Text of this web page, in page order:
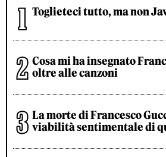
Toglieteci tutto, ma non
Cosa mi ha insegnato
oltre alle canzoni
La morte di Francesco
viabilità sentimentale di